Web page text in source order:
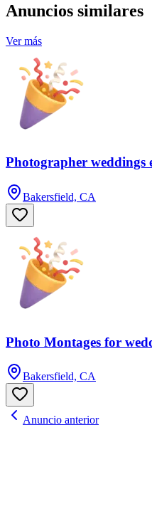
Anuncios similares
Ver más
Photographer weddings
Bakersfield, CA
Photo Montages for
Bakersfield, CA
Anuncio anterior